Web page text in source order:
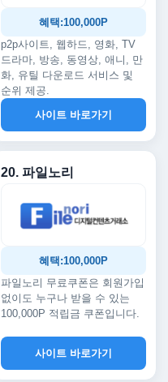
혜택:100,000P
p2p사이트, 웹하드, 영화, TV
드라마, 방송, 동영상, 애니, 만
화, 유틸 다운로드 서비스 및
순위 제공.
사이트 바로가기
20. 파일노리
혜택:100,000P
파일노리 무료쿠폰은 회원가입
없이도 누구나 받을 수 있는
100,000P 적립금 쿠폰입니다.
사이트 바로가기